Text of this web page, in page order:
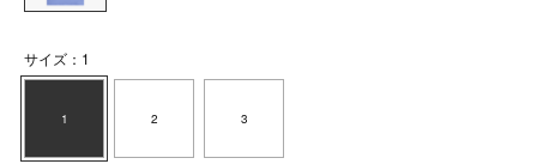
サイズ：1
1 2 3